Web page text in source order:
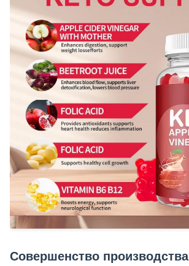
Совершенство производства